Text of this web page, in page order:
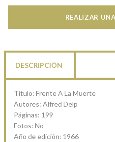
REALIZAR
DESCRIPCIÓN
Título: Frente A La Muerte
Autores: Alfred Delp
Páginas: 199
Fotos: No
Año de edición: 1966